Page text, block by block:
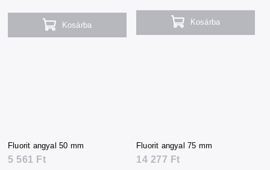
Kosárba Kosárba
Fluorit angyal 50 mm
5 561 Ft
Fluorit angyal 75 mm
14 277 Ft